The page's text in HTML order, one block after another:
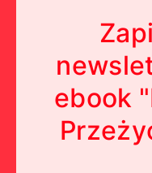
ebook